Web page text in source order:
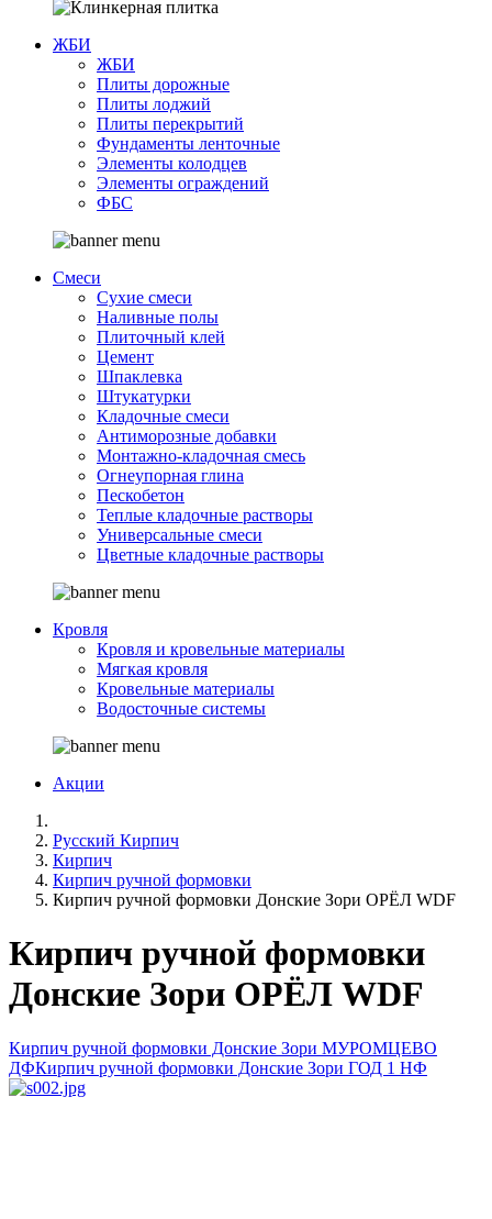
ЖБИ
ЖБИ
Плиты дорожные
Плиты лоджий
Плиты перекрытий
Фундаменты ленточные
Элементы колодцев
Элементы ограждений
ФБС
Смеси
Сухие смеси
Наливные полы
Плиточный клей
Цемент
Шпаклевка
Штукатурки
Кладочные смеси
Антиморозные добавки
Монтажно-кладочная смесь
Огнеупорная глина
Пескобетон
Теплые кладочные растворы
Универсальные смеси
Цветные кладочные растворы
Кровля
Кровля и кровельные материалы
Мягкая кровля
Кровельные материалы
Водосточные системы
Акции
Русский Кирпич
Кирпич
Кирпич ручной формовки
Кирпич ручной формовки Донские Зори ОРЁЛ WDF
Кирпич ручной формовки
Донские Зори ОРЁЛ WDF
Кирпич ручной формовки Донские Зори МУРОМЦЕВО
ДФКирпич ручной формовки Донские Зори ГОД 1 НФ